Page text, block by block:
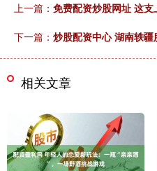
上一篇： 免费配资炒股网址 这支
下一篇： 炒股配资中心 湖南轶疆
相关文章